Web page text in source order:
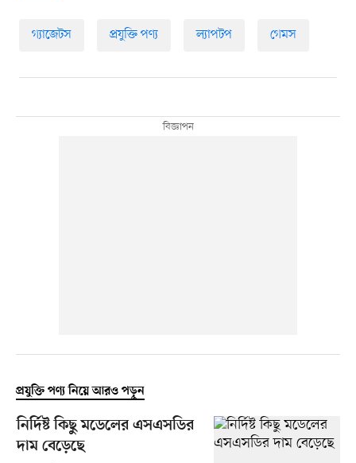
গ্যাজেটস প্রযুক্তি পণ্য ল্যাপটপ গেমস
প্রযুক্তি পণ্য নিয়ে আরও পড়ুন
নির্দিষ্ট কিছু মডেলের এসএসডির
দাম বেড়েছে